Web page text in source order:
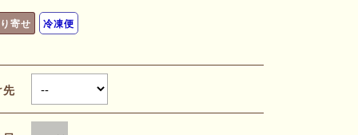
寄せ 冷凍便
先